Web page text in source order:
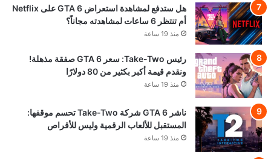
هل ستدفع لمشاهدة استعراض GTA 6 على Netflix
أم تنتظر 6 ساعات لمشاهدته مجاناً؟
منذ 19 ساعة
رئيس Take-Two: سعر GTA 6 صفقة مذهلة!
ونقدم قيمة أكبر بكثير من 80 دولارًا
منذ 19 ساعة
ناشر GTA 6 شركة Take-Two تحسم موقفها:
المستقبل للألعاب الرقمية وليس للأقراص
منذ 19 ساعة